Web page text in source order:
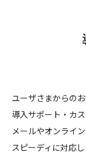
ユーザさまからの
導入サポート・カ
メールやオンライ
スピーディに対応し